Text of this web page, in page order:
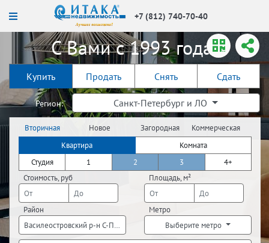
+7 (812) 740-70-40
С Вами с 1993 года!
Купить Продать Снять Сдать
Регион: Санкт-Петербург и ЛО
Вторичная
недвижимость
Новое
строительство
Загородная
недвижимость
Коммерческая
недвижимость
Квартира
Комната
Студия
1 2 3
4+
Стоимость, руб
Площадь, м²
Район
Василеостровский р-н С-Пб
Метро
Выберите метро